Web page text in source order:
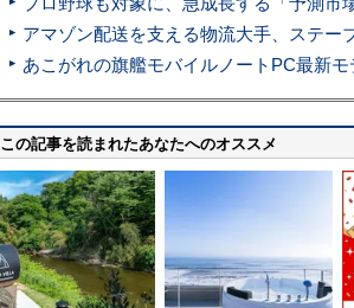
この記事を読まれたあなたへのオススメ